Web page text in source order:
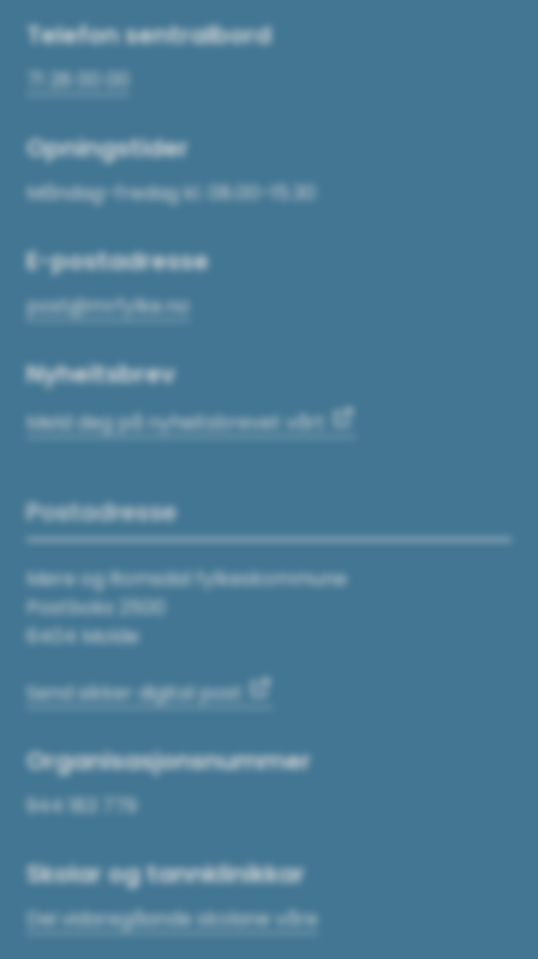
Telefon sentralbord
71 28 00 00
Opningstider
Måndag–fredag kl. 08.00–15.30
E-postadresse
post@mrfylke.no
Nyheitsbrev
Meld deg på nyheitsbrevet vårt
Postadresse
Møre og Romsdal fylkeskommune
Postboks 2500
6404 Molde
Send sikker digital post
Organisasjonsnummer
944 183 779
Skolar og tannklinikkar
Dei vidaregåande skolane våre